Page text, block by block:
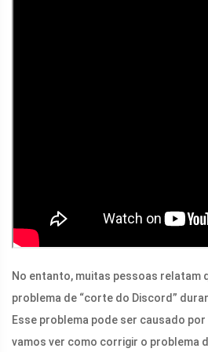
No entanto, muitas pessoas relatam
problema de “corte do Discord”
Esse problema pode ser causado
vamos ver como corrigir o problema